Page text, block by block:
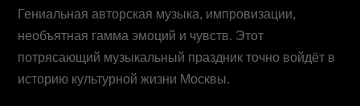
Гениальная авторская музыка, импровизации,
необъятная гамма эмоций и чувств. Этот
потрясающий музыкальный праздник точно войдёт в
историю культурной жизни Москвы.